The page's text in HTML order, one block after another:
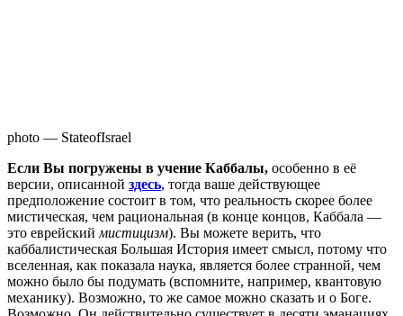
photo — StateofIsrael
Если Вы погружены в учение Каббалы, особенно в её
версии, описанной здесь, тогда ваше действующее
предположение состоит в том, что реальность скорее более
мистическая, чем рациональная (в конце концов, Каббала —
это еврейский мистицизм). Вы можете верить, что
каббалистическая Большая История имеет смысл, потому что
вселенная, как показала наука, является более странной, чем
можно было бы подумать (вспомните, например, квантовую
механику). Возможно, то же самое можно сказать и о Боге.